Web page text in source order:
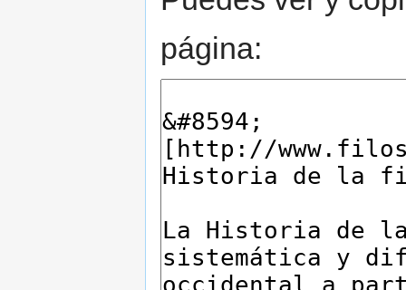
página: